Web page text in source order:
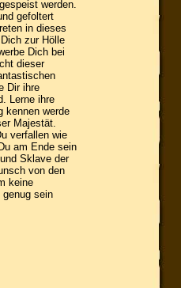
werden.
gefoltert
in dieses
zur Hölle
Dich bei
dieser
Dir ihre
Lerne ihre
kennen werde
Majestät.
verfallen wie
am Ende sein
Sklave der
von den
keine
sein